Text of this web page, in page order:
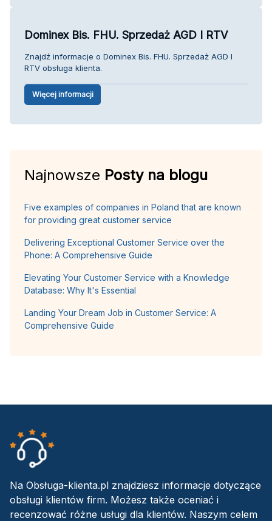
Dominex Bis. FHU. Sprzedaż AGD I RTV
Znajdź informacje o Dominex Bis. FHU. Sprzedaż AGD I
RTV obsługa klienta.
Więcej informacji
Najnowsze Posty na blogu
Five examples of companies in Poland that are known
for providing great customer service
Delivering Exceptional Customer Service over the
Phone: A Comprehensive Guide
Elevating Your Customer Service with a Knowledge
Database: Why It's Essential
Landing Your Dream Job in Customer Service: A
Comprehensive Guide
Na Obsługa-klienta.pl znajdziesz informacje dotyczące
obsługi klientów firm. Możesz także oceniać i
recenzować różne usługi dla klientów. Naszym celem